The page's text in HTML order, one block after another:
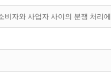
비자와 사업자 사이의 분쟁 처리